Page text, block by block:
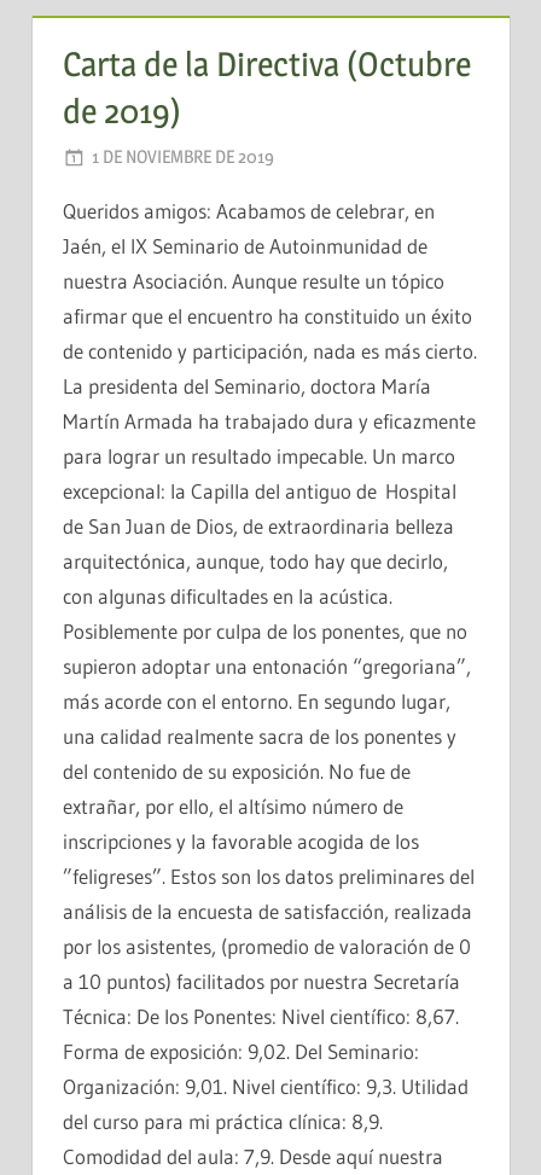
Carta de la Directiva (Octubre
de 2019)
1 DE NOVIEMBRE DE 2019
Queridos amigos: Acabamos de celebrar, en
Jaén, el IX Seminario de Autoinmunidad de
nuestra Asociación. Aunque resulte un tópico
afirmar que el encuentro ha constituido un éxito
de contenido y participación, nada es más cierto.
La presidenta del Seminario, doctora María
Martín Armada ha trabajado dura y eficazmente
para lograr un resultado impecable. Un marco
excepcional: la Capilla del antiguo de Hospital
de San Juan de Dios, de extraordinaria belleza
arquitectónica, aunque, todo hay que decirlo,
con algunas dificultades en la acústica.
Posiblemente por culpa de los ponentes, que no
supieron adoptar una entonación “gregoriana”,
más acorde con el entorno. En segundo lugar,
una calidad realmente sacra de los ponentes y
del contenido de su exposición. No fue de
extrañar, por ello, el altísimo número de
inscripciones y la favorable acogida de los
”feligreses”. Estos son los datos preliminares del
análisis de la encuesta de satisfacción, realizada
por los asistentes, (promedio de valoración de 0
a 10 puntos) facilitados por nuestra Secretaría
Técnica: De los Ponentes: Nivel científico: 8,67.
Forma de exposición: 9,02. Del Seminario:
Organización: 9,01. Nivel científico: 9,3. Utilidad
del curso para mi práctica clínica: 8,9.
Comodidad del aula: 7,9. Desde aquí nuestra